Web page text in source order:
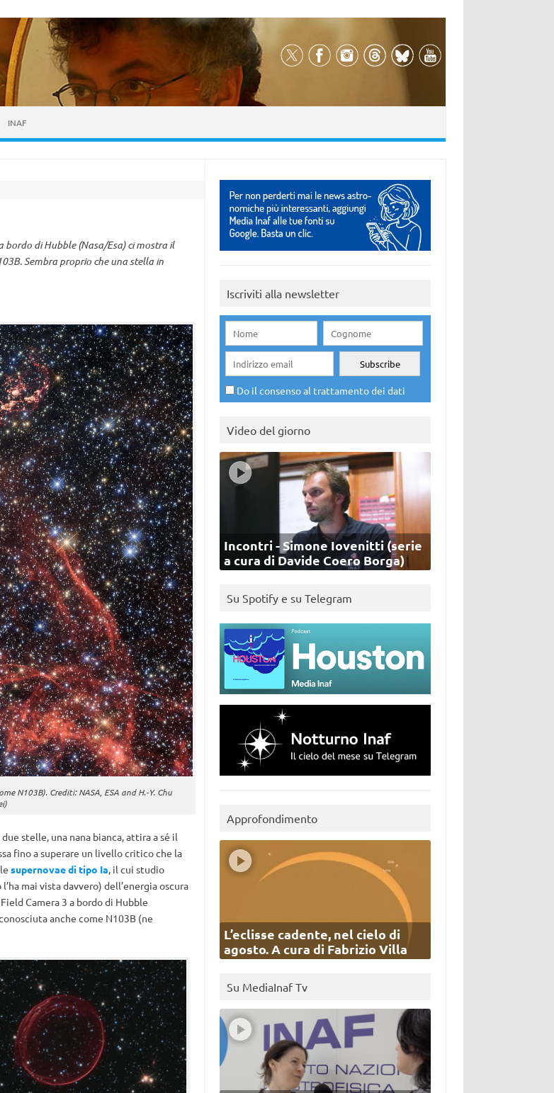
INAF
di Hubble (Nasa/Esa) ci mostra il
Sembra proprio che una stella in
N103B). Crediti: NASA, ESA and H.-Y. Chu
stelle, una nana bianca, attira a sé il
fino a superare un livello critico che la
supernovae di tipo Ia, il cui studio
mai vista davvero) dell’energia oscura
Camera 3 a bordo di Hubble
anche come N103B (ne
Iscriviti alla newsletter
Do il consenso al trattamento dei dati
Video del giorno
Incontri - Simone Iovenitti (serie
a cura di Davide Coero Borga)
Su Spotify e su Telegram
Approfondimento
L’eclisse cadente, nel cielo di
agosto. A cura di Fabrizio Villa
Su MediaInaf Tv